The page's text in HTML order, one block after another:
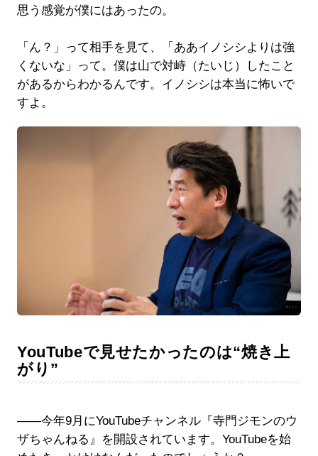
思う感覚が僕にはあったの。
「ん？」って相手を見て、「ああイノシシよりは強
くないな」って。僕は山で対峙（たいじ）したこと
があるからわかるんです。イノシシは本当に怖いで
すよ。
YouTubeで見せたかったのは“焼き上
がり”
――今年9月にYouTubeチャンネル『寺門ジモンのウ
ザちゃんねる』を開設されています。YouTubeを始